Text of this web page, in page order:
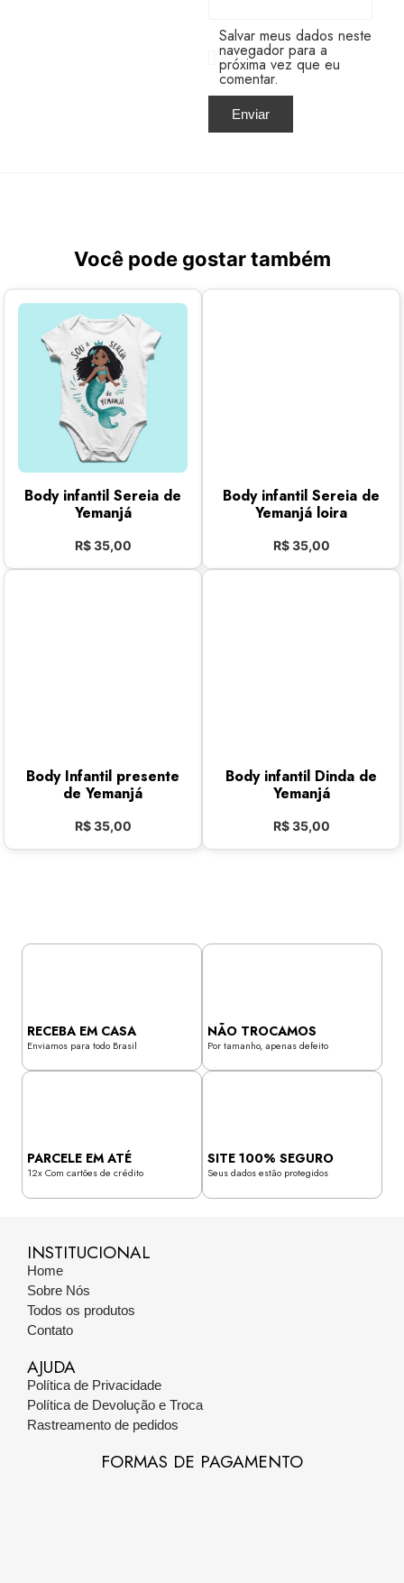
Salvar meus dados neste
navegador para a
próxima vez que eu
comentar.
Você pode gostar também
Body infantil Sereia de
Yemanjá
R$35,00
Body infantil Sereia de
Yemanjá loira
R$35,00
Body Infantil presente
de Yemanjá
R$35,00
Body infantil Dinda de
Yemanjá
R$35,00
RECEBA EM CASA
Enviamos para todo Brasil
NÃO TROCAMOS
Por tamanho, apenas defeito
PARCELE EM ATÉ
12x Com cartões de crédito
SITE 100% SEGURO
Seus dados estão protegidos
INSTITUCIONAL
Home
Sobre Nós
Todos os produtos
Contato
AJUDA
Política de Privacidade
Política de Devolução e Troca
Rastreamento de pedidos
FORMAS DE PAGAMENTO